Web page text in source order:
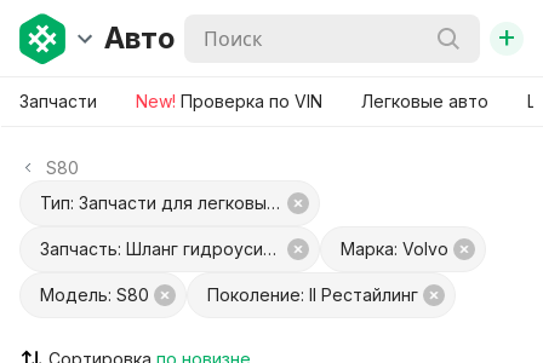
Авто +
Запчасти New! Проверка по VIN Легковые авто
S80
Тип: Запчасти для легковых авто
Запчасть: Шланг гидроусилителя Марка: Volvo
Модель: S80 Поколение: II Рестайлинг
Сортировка